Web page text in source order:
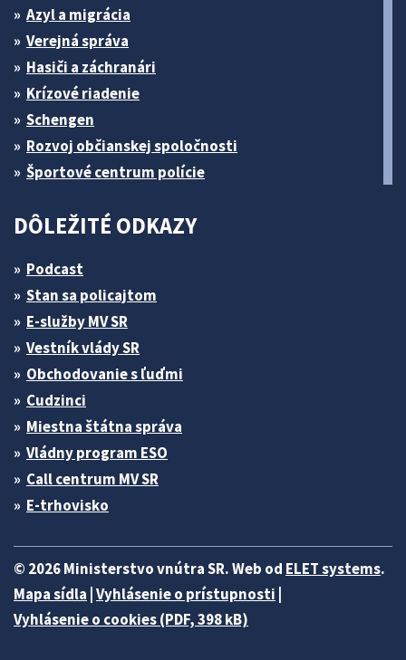
Azyl a migrácia
Verejná správa
Hasiči a záchranári
Krízové riadenie
Schengen
Rozvoj občianskej spoločnosti
Športové centrum polície
DÔLEŽITÉ ODKAZY
Podcast
Stan sa policajtom
E-služby MV SR
Vestník vlády SR
Obchodovanie s ľuďmi
Cudzinci
Miestna štátna správa
Vládny program ESO
Call centrum MV SR
E-trhovisko
© 2026 Ministerstvo vnútra SR. Web od ELET systems.
Mapa sídla Vyhlásenie o prístupnosti
Vyhlásenie o cookies (PDF, 398 kB)